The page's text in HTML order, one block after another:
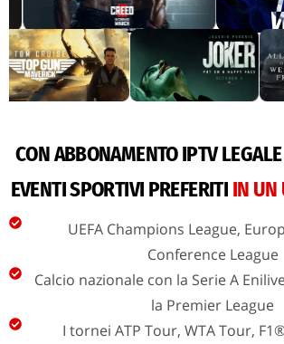
CON ABBONAMENTO IPTV
EVENTI SPORTIVI PREFERITI IN UN
UEFA Champions League,
Conference League
Calcio nazionale con la Serie A
la Premier League
I tornei ATP Tour, WTA Tour,